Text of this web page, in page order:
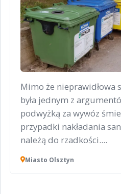
Mimo że nieprawidłowa
była jednym z
podwyżką za wywóz
przypadki nakładania
należą do rzadkości....
Miasto Olsztyn